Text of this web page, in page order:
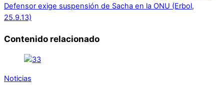
Defensor exige suspensión de Sacha en la ONU (Erbol,
25.9.13)
Contenido relacionado
Noticias